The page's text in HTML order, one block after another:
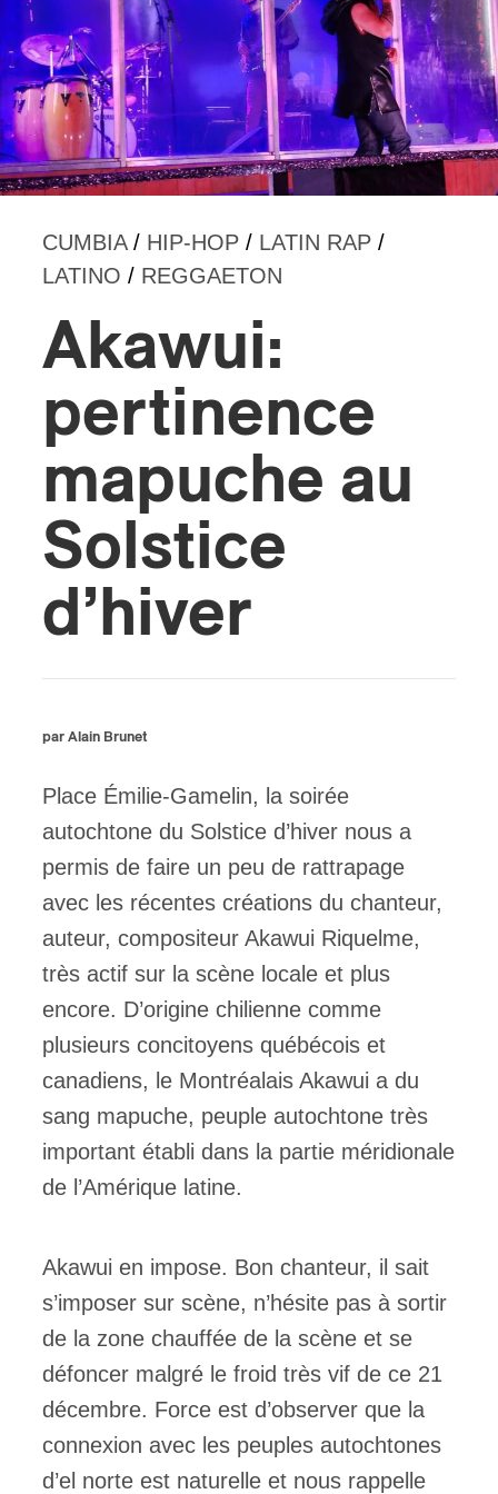
CUMBIA/ HIP-HOP / LATIN RAP /
LATINO / REGGAETON
Akawui:
pertinence
mapuche au
Solstice
d’hiver
par Alain Brunet
Place Émilie-Gamelin, la soirée
autochtone du Solstice d’hiver nous a
permis de faire un peu de rattrapage
avec les récentes créations du chanteur,
auteur, compositeur Akawui Riquelme,
très actif sur la scène locale et plus
encore. D’origine chilienne comme
plusieurs concitoyens québécois et
canadiens, le Montréalais Akawui a du
sang mapuche, peuple autochtone très
important établi dans la partie méridionale
de l’Amérique latine.
Akawui en impose. Bon chanteur, il sait
s’imposer sur scène, n’hésite pas à sortir
de la zone chauffée de la scène et se
défoncer malgré le froid très vif de ce 21
décembre. Force est d’observer que la
connexion avec les peuples autochtones
d’el norte est naturelle et nous rappelle